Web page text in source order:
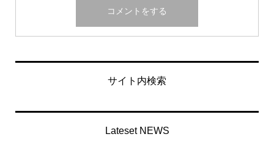
サイト内検索
Lateset NEWS